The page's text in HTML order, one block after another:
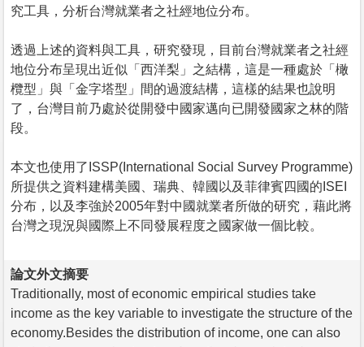
究工具，分析台灣就業者之社經地位分布。
透過上述的資料與工具，研究發現，目前台灣就業者之社經
地位分布呈現出近似「西洋梨」之結構，這是一種處於「橄
欖型」與「金字塔型」間的過渡結構，這樣的結果也說明
了，台灣目前乃處於從開發中國家邁向已開發國家之林的階
段。
本文也使用了ISSP(International Social Survey Programme)
所提供之資料建構美國、瑞典、韓國以及菲律賓四國的ISEI
分布，以及李強於2005年對中國就業者所做的研究，藉此將
台灣之現況與國際上不同發展程度之國家做一個比較。
論文外文摘要
Traditionally, most of economic empirical studies take
income as the key variable to investigate the structure of the
economy.Besides the distribution of income, one can also